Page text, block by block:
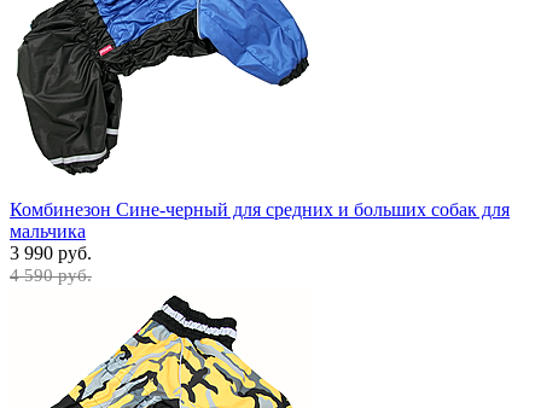
Комбинезон Сине-черный для средних и больших собак для
мальчика
3 990 руб.
4 590 руб.